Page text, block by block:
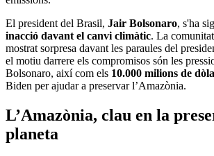
El president del Brasil, Jair Bolsonaro, s'ha
inacció davant el canvi climàtic. La
mostrat sorpresa davant les paraules del
el motiu darrere els compromisos són les
Bolsonaro, així com els 10.000 milions de
Biden per ajudar a preservar l’Amazònia.
L’Amazònia, clau en la
planeta